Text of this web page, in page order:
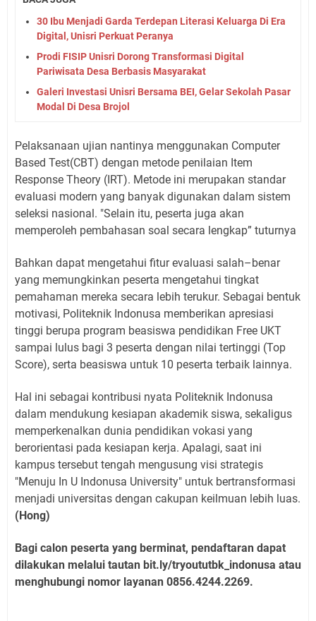
30 Ibu Menjadi Garda Terdepan Literasi Keluarga Di Era
Digital, Unisri Perkuat Peranya
Prodi FISIP Unisri Dorong Transformasi Digital
Pariwisata Desa Berbasis Masyarakat
Galeri Investasi Unisri Bersama BEI, Gelar Sekolah Pasar
Modal Di Desa Brojol
Pelaksanaan ujian nantinya menggunakan Computer
Based Test(CBT) dengan metode penilaian Item
Response Theory (IRT). Metode ini merupakan standar
evaluasi modern yang banyak digunakan dalam sistem
seleksi nasional. "Selain itu, peserta juga akan
memperoleh pembahasan soal secara lengkap” tuturnya
Bahkan dapat mengetahui fitur evaluasi salah–benar
yang memungkinkan peserta mengetahui tingkat
pemahaman mereka secara lebih terukur. Sebagai bentuk
motivasi, Politeknik Indonusa memberikan apresiasi
tinggi berupa program beasiswa pendidikan Free UKT
sampai lulus bagi 3 peserta dengan nilai tertinggi (Top
Score), serta beasiswa untuk 10 peserta terbaik lainnya.
Hal ini sebagai kontribusi nyata Politeknik Indonusa
dalam mendukung kesiapan akademik siswa, sekaligus
memperkenalkan dunia pendidikan vokasi yang
berorientasi pada kesiapan kerja. Apalagi, saat ini
kampus tersebut tengah mengusung visi strategis
"Menuju In U Indonusa University" untuk bertransformasi
menjadi universitas dengan cakupan keilmuan lebih luas.
(Hong)
Bagi calon peserta yang berminat, pendaftaran dapat
dilakukan melalui tautan bit.ly/tryoututbk_indonusa atau
menghubungi nomor layanan 0856.4244.2269.